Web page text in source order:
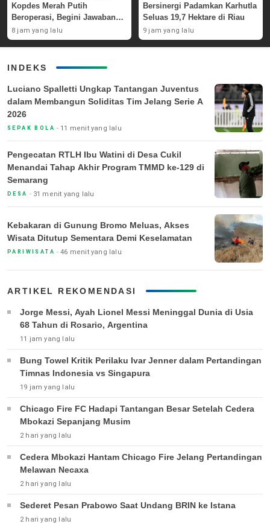
Kopdes Merah Putih
Beroperasi, Begini Jawaban
Pemerintah
8 jam yang lalu
Bersinergi Padamkan Karhutla
Seluas 19,7 Hektare di Riau
9 jam yang lalu
INDEKS
Luciano Spalletti Ungkap Tantangan Juventus
dalam Membangun Soliditas Tim Jelang Serie A
2026
SEPAK BOLA 11 menit yang lalu
Pengecatan RTLH Ibu Watini di Desa Cukil
Menandai Tahap Akhir Program TMMD ke-129 di
Semarang
DESA 31 menit yang lalu
Kebakaran di Gunung Bromo Meluas, Akses
Wisata Ditutup Sementara Demi Keselamatan
PARIWISATA 46 menit yang lalu
ARTIKEL REKOMENDASI
Jorge Messi, Ayah Lionel Messi Meninggal Dunia di Usia
68 Tahun di Rosario, Argentina
11 jam yang lalu
Bung Towel Kritik Perilaku Ivar Jenner dalam Pertandingan
Timnas Indonesia vs Singapura
19 jam yang lalu
Chicago Fire FC Hadapi Tantangan Besar Setelah Cedera
Mbokazi Sepanjang Musim
2 hari yang lalu
Cedera Mbokazi Hantam Chicago Fire Jelang Pertandingan
Melawan Necaxa
2 hari yang lalu
Sederet Pesan Prabowo Saat Undang BRIN ke Istana
2 hari yang lalu